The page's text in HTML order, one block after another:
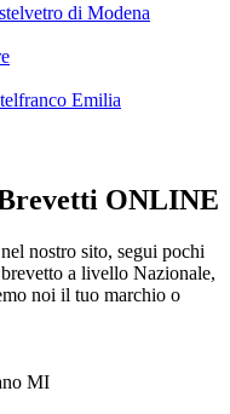
di Modena
Emilia
ONLINE
nostro sito, segui pochi
a livello Nazionale,
noi il tuo marchio o
MI